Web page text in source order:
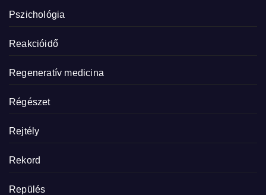
Pszichológia
Reakcióidő
Regeneratív medicina
Régészet
Rejtély
Rekord
Repülés